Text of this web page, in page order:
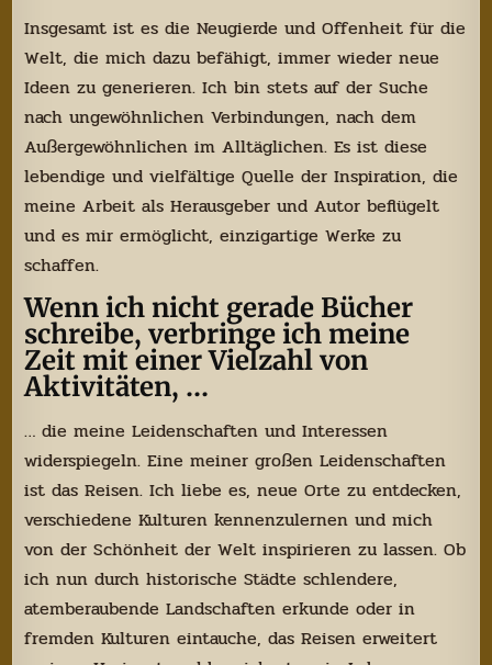
Insgesamt ist es die Neugierde und Offenheit für die
Welt, die mich dazu befähigt, immer wieder neue
Ideen zu generieren. Ich bin stets auf der Suche
nach ungewöhnlichen Verbindungen, nach dem
Außergewöhnlichen im Alltäglichen. Es ist diese
lebendige und vielfältige Quelle der Inspiration, die
meine Arbeit als Herausgeber und Autor beflügelt
und es mir ermöglicht, einzigartige Werke zu
schaffen.
Wenn ich nicht gerade Bücher
schreibe, verbringe ich meine
Zeit mit einer Vielzahl von
Aktivitäten, …
… die meine Leidenschaften und Interessen
widerspiegeln. Eine meiner großen Leidenschaften
ist das Reisen. Ich liebe es, neue Orte zu entdecken,
verschiedene Kulturen kennenzulernen und mich
von der Schönheit der Welt inspirieren zu lassen. Ob
ich nun durch historische Städte schlendere,
atemberaubende Landschaften erkunde oder in
fremden Kulturen eintauche, das Reisen erweitert